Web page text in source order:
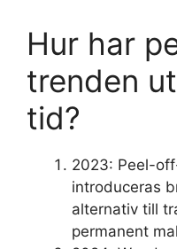
Hur har
trenden
tid?
2023: Peel-
introduceras
alternativ till
permanent